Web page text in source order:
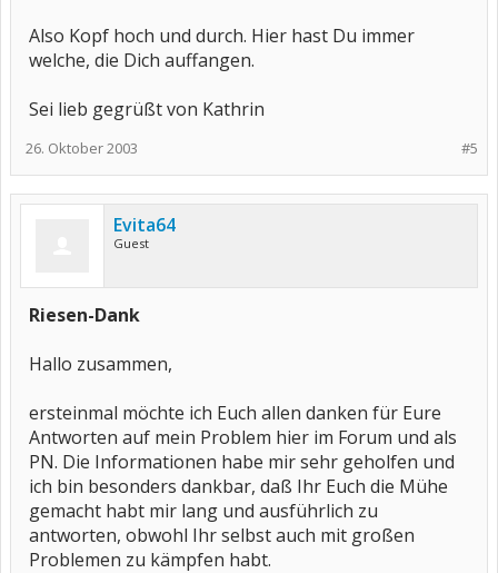
Also Kopf hoch und durch. Hier hast Du immer
welche, die Dich auffangen.
Sei lieb gegrüßt von Kathrin
#5
26. Oktober 2003
Evita64
Guest
Riesen-Dank
Hallo zusammen,
ersteinmal möchte ich Euch allen danken für Eure
Antworten auf mein Problem hier im Forum und als
PN. Die Informationen habe mir sehr geholfen und
ich bin besonders dankbar, daß Ihr Euch die Mühe
gemacht habt mir lang und ausführlich zu
antworten, obwohl Ihr selbst auch mit großen
Problemen zu kämpfen habt.